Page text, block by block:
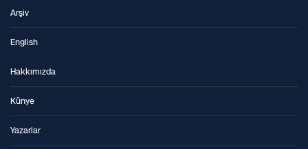
Arşiv
English
Hakkımızda
Künye
Yazarlar